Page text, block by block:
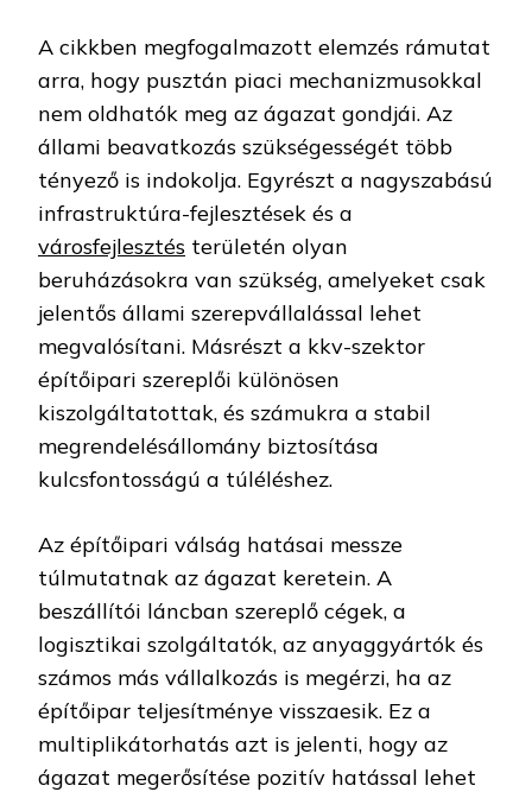
A cikkben megfogalmazott elemzés rámutat
arra, hogy pusztán piaci mechanizmusokkal
nem oldhatók meg az ágazat gondjái. Az
állami beavatkozás szükségességét több
tényező is indokolja. Egyrészt a nagyszabású
infrastruktúra-fejlesztések és a
városfejlesztés területén olyan
beruházásokra van szükség, amelyeket csak
jelentős állami szerepvállalással lehet
megvalósítani. Másrészt a kkv-szektor
építőipari szereplői különösen
kiszolgáltatottak, és számukra a stabil
megrendelésállomány biztosítása
kulcsfontosságú a túléléshez.
Az építőipari válság hatásai messze
túlmutatnak az ágazat keretein. A
beszállítói láncban szereplő cégek, a
logisztikai szolgáltatók, az anyaggyártók és
számos más vállalkozás is megérzi, ha az
építőipar teljesítménye visszaesik. Ez a
multiplikátorhatás azt is jelenti, hogy az
ágazat megerősítése pozitív hatással lehet